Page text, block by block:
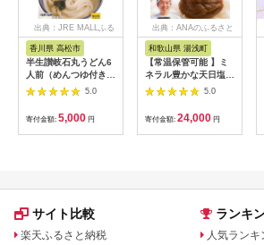
出典：JRE MALLふる
さと納税
香川県 高松市
半生讃岐石丸うどん6
人前（めんつゆ付き）
麺300g×2袋
5.0
寄付金額: 5,000 円
出典：ANAのふるさと
和歌山県 湯浅町
【常温保管可能 】ミ
ネラル豊かな天日塩だ
けで漬けた無添加梅干
し2kg 梅ボーイズ｜
B201_EP6024
5.0
寄付金額: 24,000 円
サイト比較
楽天ふるさと納税
ランキ
人気ランキ